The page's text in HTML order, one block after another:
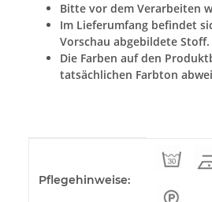
Bitte vor dem Verarbeiten
Im Lieferumfang befindet
Vorschau abgebildete Stoff.
Die Farben auf den
tatsächlichen Farbton
Pflegehinweise: